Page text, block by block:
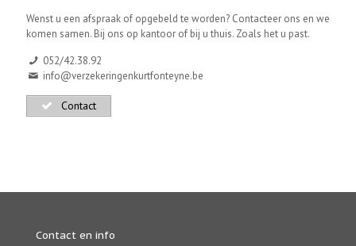
Wenst u een afspraak of opgebeld te worden? Contacteer ons en we
komen samen. Bij ons op kantoor of bij u thuis. Zoals het u past.
052/42.38.92
info@verzekeringenkurtfonteyne.be
Contact
Contact en info